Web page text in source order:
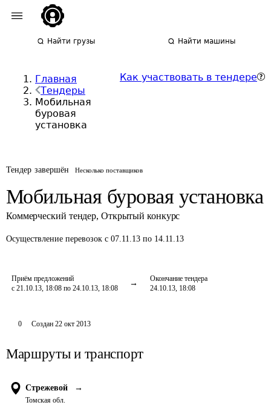
Найти грузы Найти машины
Главная
Тендеры
Мобильная
буровая
установка
Как участвовать в тендере
Тендер завершён Несколько поставщиков
Мобильная буровая установка
Коммерческий тендер, Открытый конкурс
Осуществление перевозок с 07.11.13 по 14.11.13
Приём предложений
с 21.10.13, 18:08 по 24.10.13, 18:08
Окончание тендера
24.10.13, 18:08
0 Создан 22 окт 2013
Маршруты и транспорт
Стрежевой →
Томская обл.